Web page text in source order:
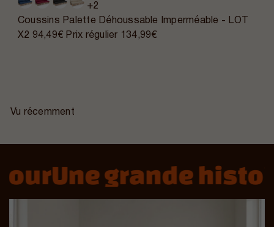
+2
Coussins Palette Déhoussable Imperméable - LOT
X2 94,49€ Prix régulier 134,99€
Vu récemment
Une grande